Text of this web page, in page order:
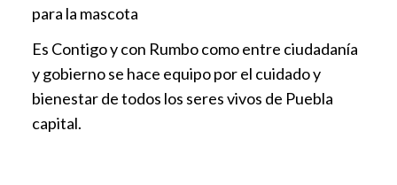
para la mascota
Es Contigo y con Rumbo como entre ciudadanía
y gobierno se hace equipo por el cuidado y
bienestar de todos los seres vivos de Puebla
capital.